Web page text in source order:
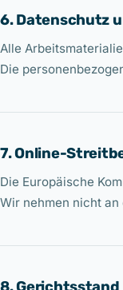
6. Datenschutz
Alle
Die
7. Online-
Die Europäische
Wir nehmen nicht